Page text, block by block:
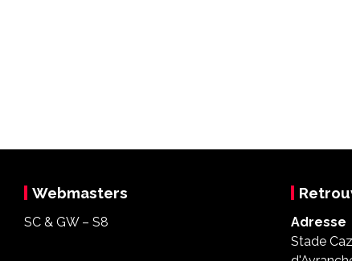
Webmasters
SC & GW – S8
Adresse
Stade